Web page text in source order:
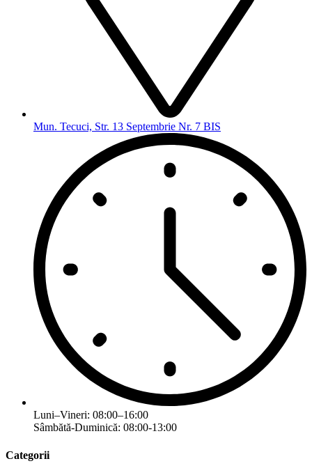
Mun. Tecuci, Str. 13 Septembrie Nr. 7 BIS
Luni–Vineri: 08:00–16:00
Sâmbătă-Duminică: 08:00-13:00
Categorii